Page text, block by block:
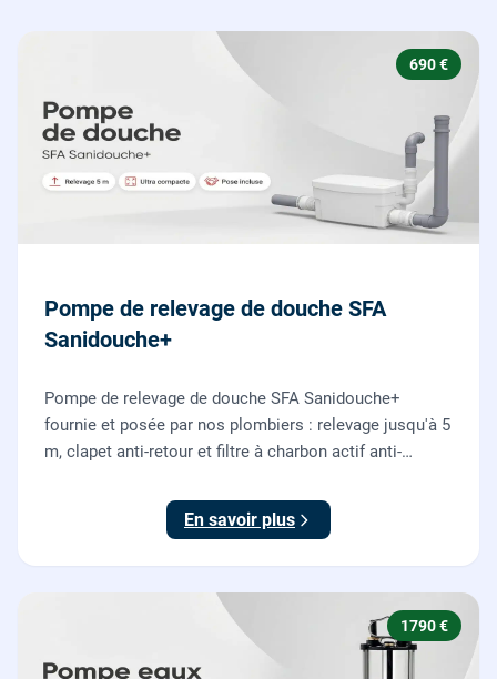
690 €
Pompe de relevage de douche SFA
Sanidouche+
Pompe de relevage de douche SFA Sanidouche+
fournie et posée par nos plombiers : relevage jusqu'à 5
m, clapet anti-retour et filtre à charbon actif anti-
En savoir plus
1790 €